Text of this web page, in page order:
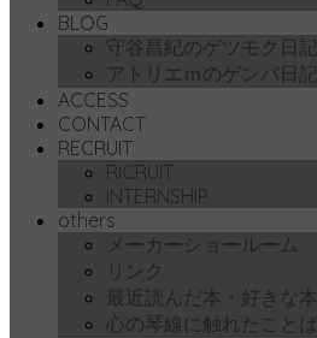
BLOG
守谷昌紀のゲツモク日記
アトリエｍのゲンバ日記
ACCESS
CONTACT
RECRUIT
RICRUIT
INTERNSHIP
others
メーカーショールーム
リンク
最近読んだ本・好きな本
心の琴線に触れたことば